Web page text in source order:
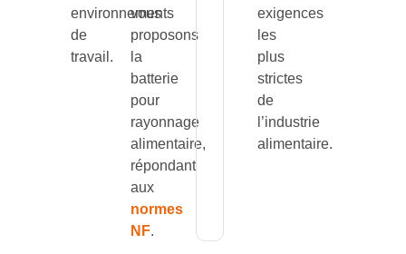
environnements
de
travail.
vous
proposons
la
batterie
pour
rayonnage
alimentaire,
répondant
aux
normes
NF.
exigences
les
plus
strictes
de
l’industrie
alimentaire.